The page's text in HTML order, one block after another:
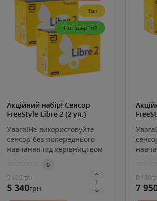
Топ
Популярний
Акційний набір! Сенсор
FreeStyle Libre 2 (2 уп.)
Увага!Не використовуйте
сенсор без попереднього
навчання під керівництвом
0
5 400грн
5 340грн
8 100
7